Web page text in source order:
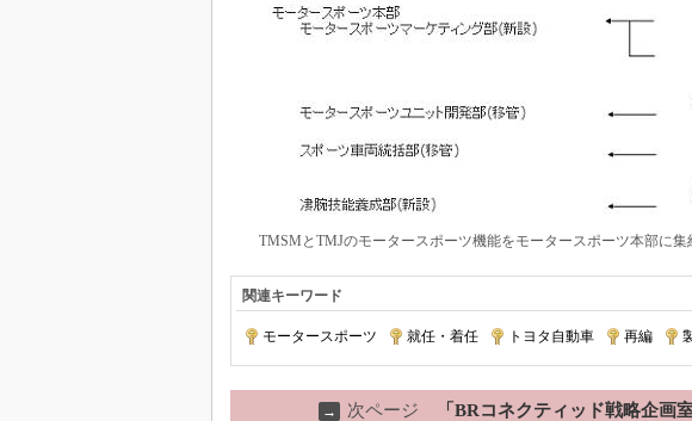
TMSMとTMJのモータースポーツ機能をモータースポーツ本部に
関連キーワード
モータースポーツ 就任・着任 トヨタ自動車 再編
→ 次ページ 「BRコネクティッド戦略企画